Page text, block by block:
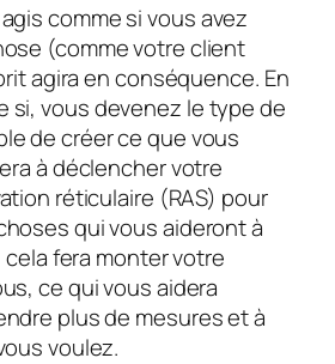
comme sivous avez
(comme votre client
agira en conséquence. En
si, vous devenez le type de
de créer ce que vous
à déclencher votre
réticulaire (RAS) pour
qui vous aideront à
cela fera monter votre
ce qui vous aidera
plus de mesures et à
voulez.